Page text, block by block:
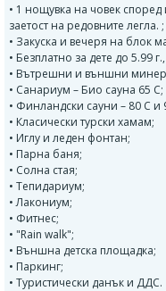
• 1 нощувка на човек
заетост на редовните легла. ;
• Закуска и вечеря на блок
• Безплатно за дете до 5.99
• Вътрешни и външни
• Санариум – Био сауна 65 C;
• Финландски сауни – 80 C и
• Класически турски хамам;
• Иглу и леден фонтан;
• Парна баня;
• Солна стая;
• Тепидариум;
• Лакониум;
• Фитнес;
• "Rain walk";
• Външна детска площадка;
• Паркинг;
• Туристически данък и ДДС.